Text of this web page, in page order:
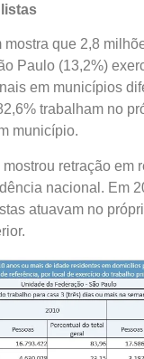
mostra que 2,8
Paulo (13,2%)
em municípios
trabalham no
município.
retração em
nacional. Em
atuavam no